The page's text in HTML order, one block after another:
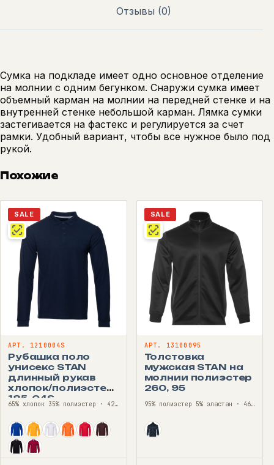
Отзывы (0)
Сумка на подкладе имеет одно основное отделение
на молнии с одним бегунком. Снаружи сумка имеет
объемный карман на молнии на передней стенке и на
внутренней стенке небольшой карман. Лямка сумки
застегивается на фастекс и регулируется за счет
рамки. Удобный вариант, чтобы все нужное было под
рукой.
Похожие
SALE
АРТ. 1210004S
Рубашка поло
унисекс STAN
длинный рукав
хлопок/полиэстер
185, 04S
65% хлопок 35% полиэстер · 42—56
SALE
АРТ. 13100095
Толстовка
мужская STAN на
молнии полиэстер
260, 95
95% полиэстер 5% эластан · 46—54